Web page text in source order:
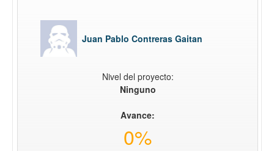
Juan Pablo Contreras Gaitan
Nivel del proyecto:
Ninguno
Avance:
0%